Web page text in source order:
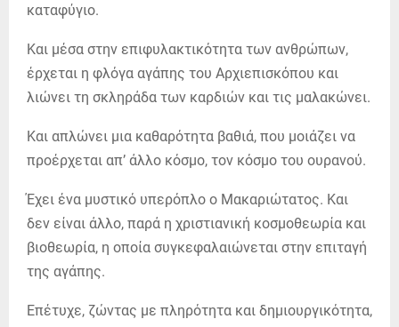
καταφύγιο.
Και μέσα στην επιφυλακτικότητα των ανθρώπων,
έρχεται η φλόγα αγάπης του Αρχιεπισκόπου και
λιώνει τη σκληράδα των καρδιών και τις μαλακώνει.
Και απλώνει μια καθαρότητα βαθιά, που μοιάζει να
προέρχεται απ’ άλλο κόσμο, τον κόσμο του ουρανού.
Έχει ένα μυστικό υπερόπλο ο Μακαριώτατος. Και
δεν είναι άλλο, παρά η χριστιανική κοσμοθεωρία και
βιοθεωρία, η οποία συγκεφαλαιώνεται στην επιταγή
της αγάπης.
Επέτυχε, ζώντας με πληρότητα και δημιουργικότητα,